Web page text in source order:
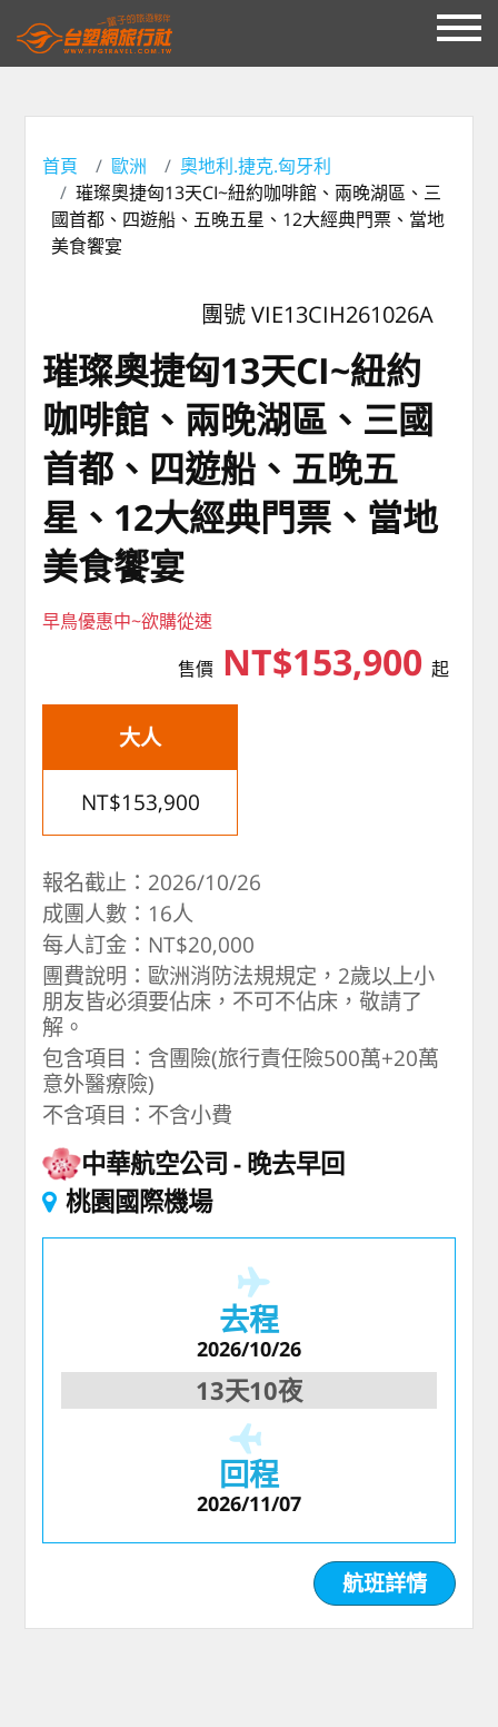
首頁 歐洲
奧地利.捷克.匈牙利
璀璨奧捷匈13天CI~紐約咖啡館、兩晚湖區、三
國首都、四遊船、五晚五星、12大經典門票、當地
美食饗宴
團號 VIE13CIH261026A
璀璨奧捷匈13天CI~紐約
咖啡館、兩晚湖區、三國
首都、四遊船、五晚五
星、12大經典門票、當地
美食饗宴
早鳥優惠中~欲購從速
售價NT$153,900 起
大人
NT$153,900
報名截止：2026/10/26
成團人數：16人
每人訂金：NT$20,000
團費說明：歐洲消防法規規定，2歲以上小
朋友皆必須要佔床，不可不佔床，敬請了
解。
包含項目：含團險(旅行責任險500萬+20萬
意外醫療險)
不含項目：不含小費
中華航空公司
晚去早回
桃園國際機場
去程
2026/10/26
13天10夜
回程
2026/11/07
航班詳情